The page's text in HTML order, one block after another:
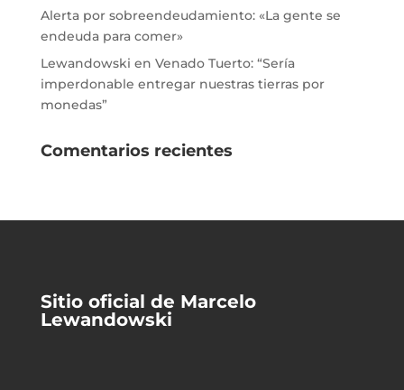
Alerta por sobreendeudamiento: «La gente se
endeuda para comer»
Lewandowski en Venado Tuerto: “Sería
imperdonable entregar nuestras tierras por
monedas”
Comentarios recientes
Sitio oficial de Marcelo
Lewandowski